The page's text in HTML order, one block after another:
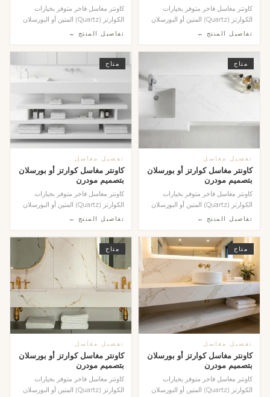
كاونتر مغاسل فاخر متوفر بخيارات
الكوارتز (Quartz) المتين أو البورسلان
تفاصيل المنتج ←
كاونتر مغاسل فاخر متوفر بخيارات
الكوارتز (Quartz) المتين أو البورسلان
تفاصيل المنتج ←
متاح
تفصيل مغاسل
كاونتر مغاسل كوارتز أو بورسلان
بتصميم مودرن
كاونتر مغاسل فاخر متوفر بخيارات
الكوارتز (Quartz) المتين أو البورسلان
تفاصيل المنتج ←
متاح
تفصيل مغاسل
كاونتر مغاسل كوارتز أو بورسلان
بتصميم مودرن
كاونتر مغاسل فاخر متوفر بخيارات
الكوارتز (Quartz) المتين أو البورسلان
تفاصيل المنتج ←
متاح
تفصيل مغاسل
كاونتر مغاسل كوارتز أو بورسلان
بتصميم مودرن
كاونتر مغاسل فاخر متوفر بخيارات
الكوارتز (Quartz) المتين أو البورسلان
متاح
تفصيل مغاسل
كاونتر مغاسل كوارتز أو بورسلان
بتصميم مودرن
كاونتر مغاسل فاخر متوفر بخيارات
الكوارتز (Quartz) المتين أو البورسلان